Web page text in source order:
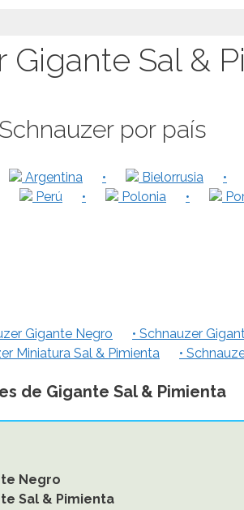
Gigante Sal &
por país
Argentina • Bielorrusia •
Perú • Polonia •
Gigante Negro • Schnauzer
Miniatura Sal & Pimienta •
de Gigante Sal & Pimienta
Negro
Sal & Pimienta